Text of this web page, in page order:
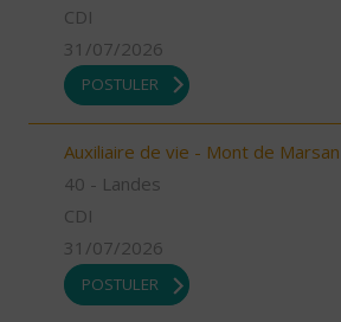
CDI
31/07/2026
POSTULER
Auxiliaire de vie - Mont de
40 - Landes
CDI
31/07/2026
POSTULER